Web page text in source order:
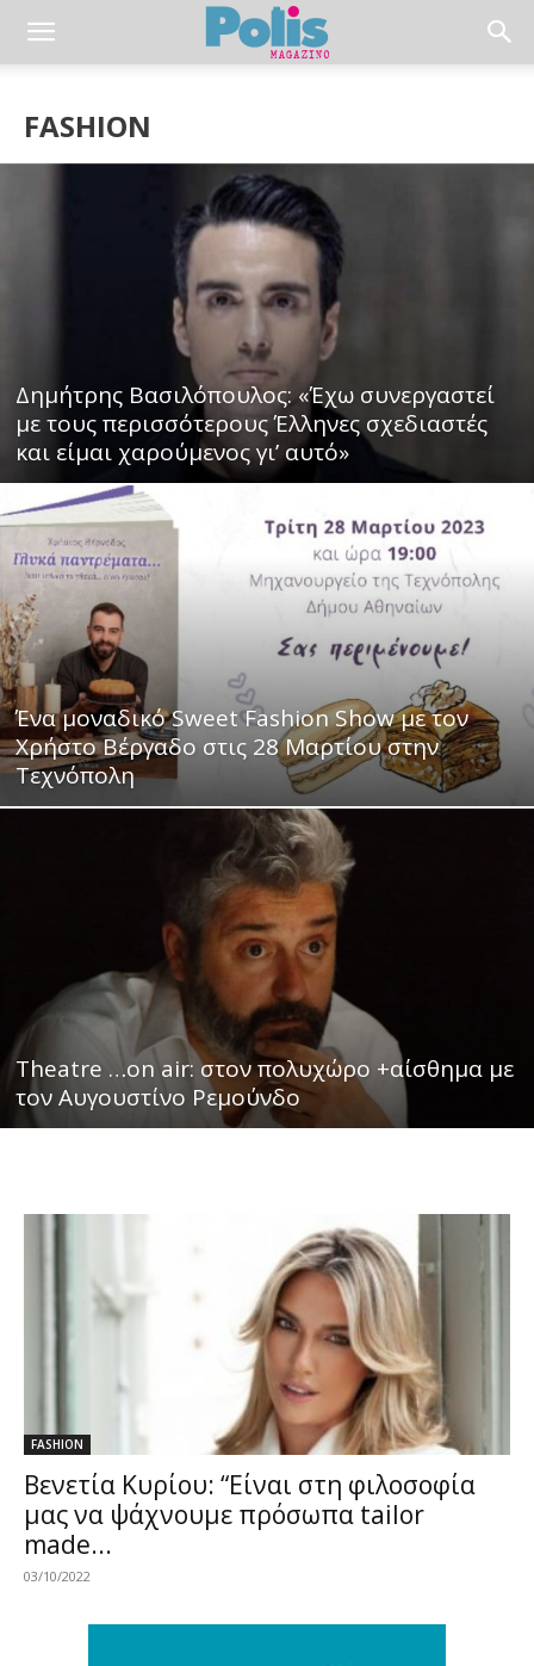
FASHION
Δημήτρης Βασιλόπουλος: «Έχω συνεργαστεί
με τους περισσότερους Έλληνες σχεδιαστές
και είμαι χαρούμενος γι’ αυτό»
Ένα μοναδικό Sweet Fashion Show με τον
Χρήστο Βέργαδο στις 28 Μαρτίου στην
Τεχνόπολη
Theatre …on air: στον πολυχώρο +αίσθημα με
τον Αυγουστίνο Ρεμούνδο
FASHION
Βενετία Κυρίου: “Είναι στη φιλοσοφία
μας να ψάχνουμε πρόσωπα tailor
made...
03/10/2022